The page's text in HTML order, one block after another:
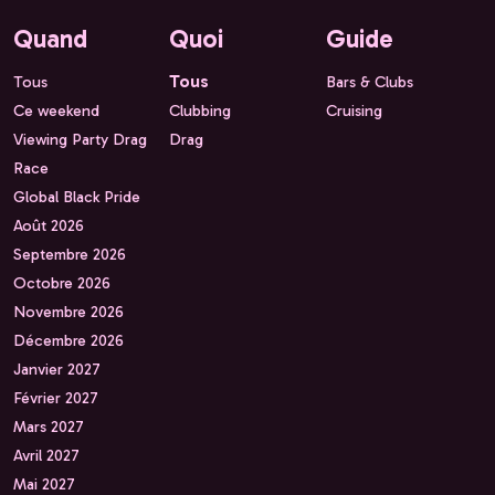
Quand
Tous
Ce weekend
Viewing Party Drag
Race
Global Black Pride
Août 2026
Septembre 2026
Octobre 2026
Novembre 2026
Décembre 2026
Janvier 2027
Février 2027
Mars 2027
Avril 2027
Mai 2027
Quoi
Tous
Clubbing
Drag
Guide
Bars & Clubs
Cruising